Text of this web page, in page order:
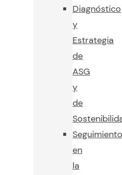
Diagnóstico
y
Estrategia
de
ASG
y
de
Seguimiento
en
la